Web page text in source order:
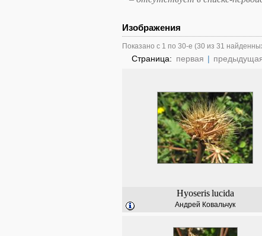
Изображения
Показано с 1 по 30-е (30 из 31
Страница: первая |
Hyoseris lucida
Андрей Ковальчук